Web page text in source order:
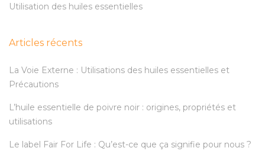
Utilisation des huiles essentielles
Articles récents
La Voie Externe : Utilisations des huiles essentielles et
Précautions
L’huile essentielle de poivre noir : origines, propriétés et
utilisations
Le label Fair For Life : Qu’est-ce que ça signifie pour nous ?